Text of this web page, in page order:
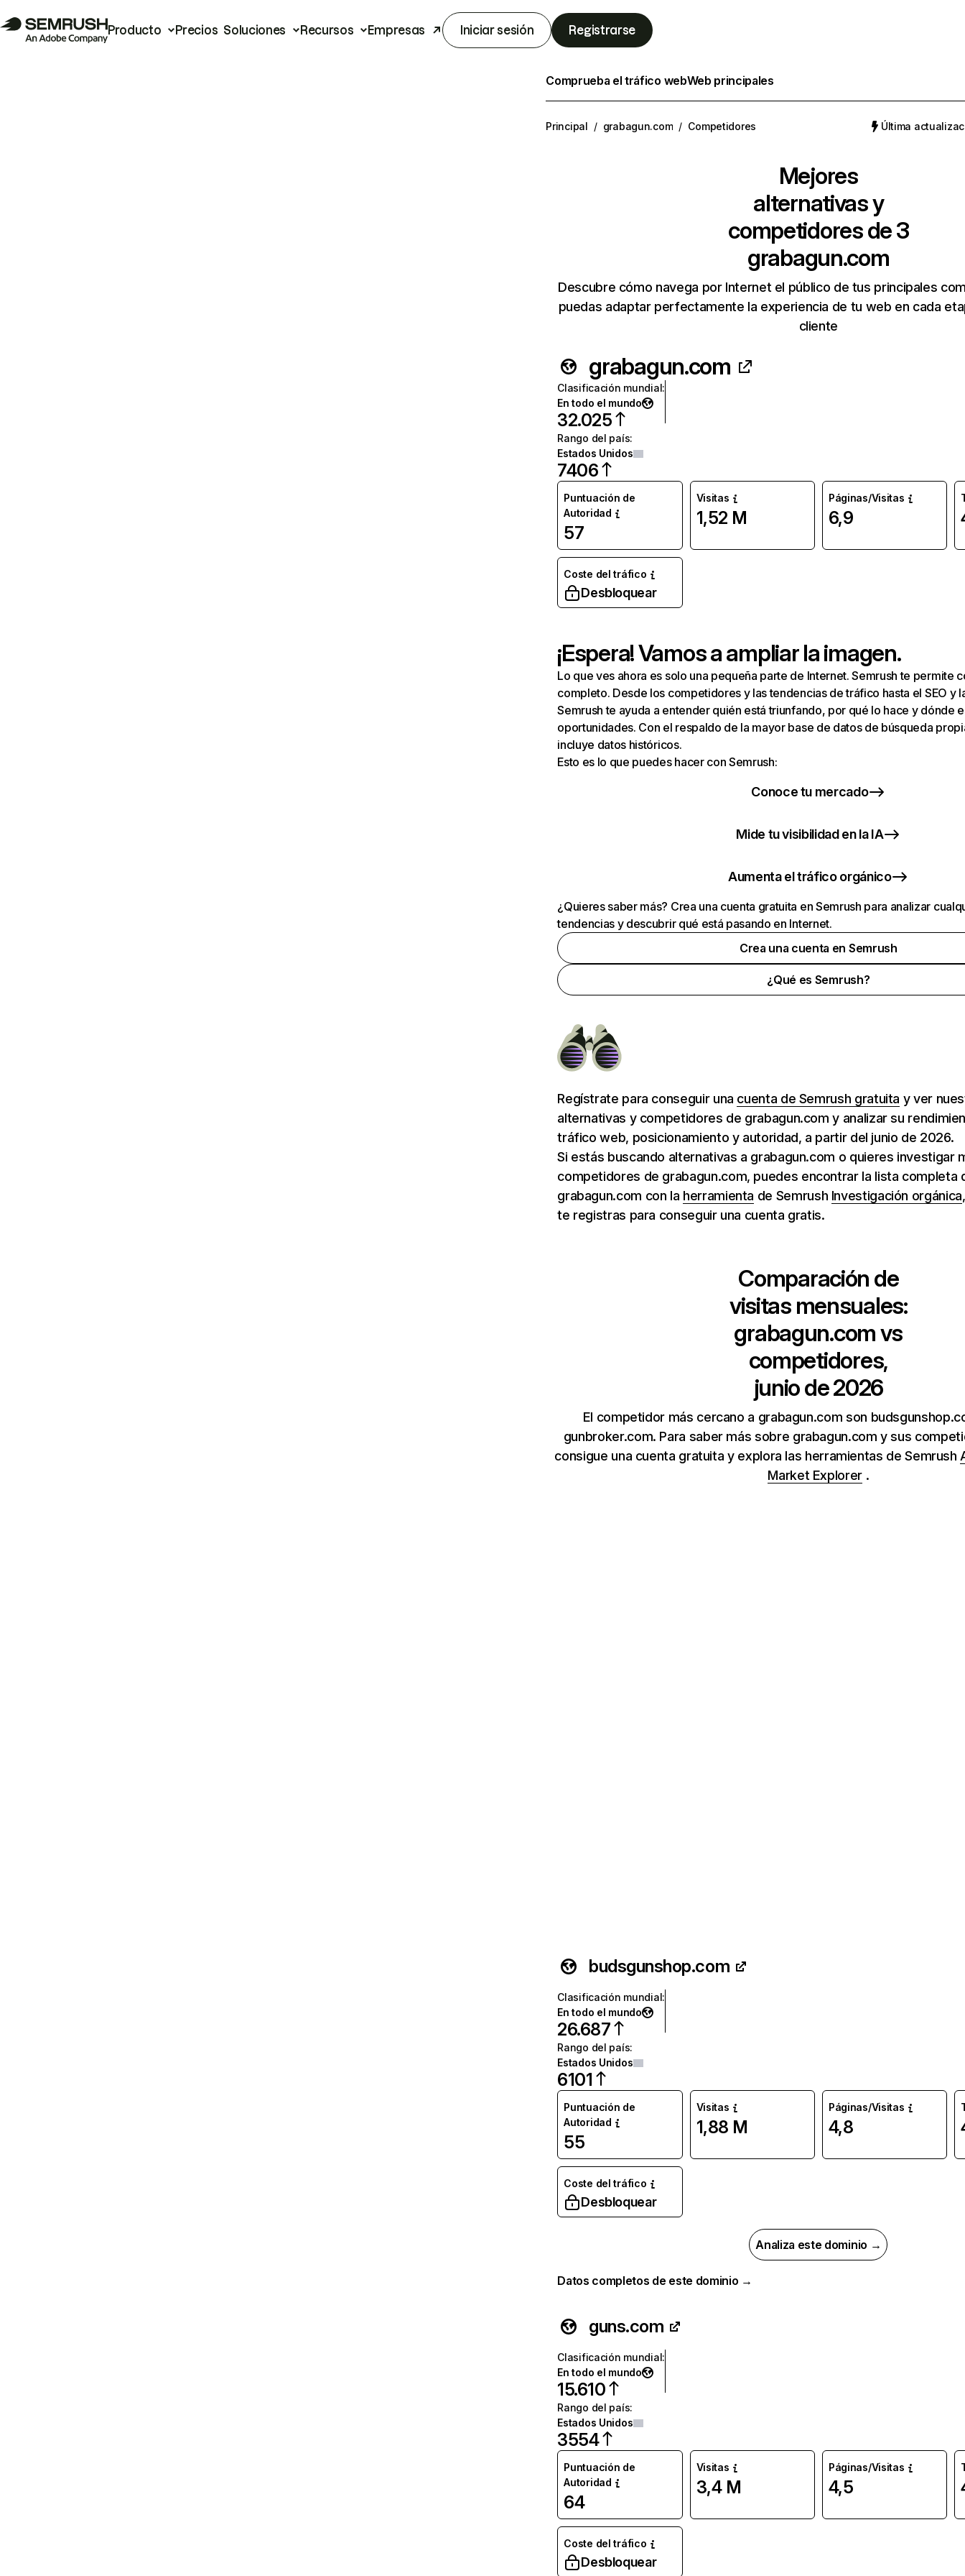
Producto Precios Soluciones Recursos Empresas Iniciar sesión Registrarse
Comprueba el tráfico webWeb principales
Principal / grabagun.com / Competidores Última
Mejores
alternativas y
competidores de 3
grabagun.com
Descubre cómo navega por Internet el público de tus principales
puedas adaptar perfectamente la experiencia de tu web en cada
cliente
grabagun.com
Clasificación mundial:
En todo el mundo
32.025
Rango del país:
Estados Unidos
7406
Puntuación de
Autoridad
57
Visitas
1,52 M
Páginas/Visitas
6,9
Coste del tráfico
Desbloquear
¡Espera! Vamos a ampliar la imagen.
Lo que ves ahora es solo una pequeña parte de Internet. Semrush te permite
completo. Desde los competidores y las tendencias de tráfico hasta el SEO y
Semrush te ayuda a entender quién está triunfando, por qué lo hace y dónde
oportunidades. Con el respaldo de la mayor base de datos de búsqueda
incluye datos históricos.
Esto es lo que puedes hacer con Semrush:
Conoce tu mercado
Mide tu visibilidad en la IA
Aumenta el tráfico orgánico
¿Quieres saber más? Crea una cuenta gratuita en Semrush para analizar
tendencias y descubrir qué está pasando en Internet.
Crea una cuenta en Semrush
¿Qué es Semrush?
Regístrate para conseguir una cuenta de Semrush gratuita y ver
alternativas y competidores de grabagun.com y analizar su
tráfico web, posicionamiento y autoridad, a partir del junio de 2026.
Si estás buscando alternativas a grabagun.com o quieres investigar
competidores de grabagun.com, puedes encontrar la lista completa
grabagun.com con la herramienta de Semrush Investigación orgánica
te registras para conseguir una cuenta gratis.
Comparación de
visitas mensuales:
grabagun.comvs
competidores,
junio de 2026
El competidor más cercano a grabagun.com son
gunbroker.com. Para saber más sobre grabagun.com y sus
consigue una cuenta gratuita y explora las herramientas de Semrush
Market Explorer.
budsgunshop.com
Clasificación mundial:
En todo el mundo
26.687
Rango del país:
Estados Unidos
6101
Puntuación de
Autoridad
55
Visitas
1,88 M
Páginas/Visitas
4,8
Coste del tráfico
Desbloquear
Analiza este dominio →
Datos completos de este dominio →
guns.com
Clasificación mundial:
En todo el mundo
15.610
Rango del país:
Estados Unidos
3554
Puntuación de
Autoridad
64
Visitas
3,4 M
Páginas/Visitas
4,5
Coste del tráfico
Desbloquear